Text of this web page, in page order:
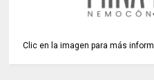
Clic en la imagen para más